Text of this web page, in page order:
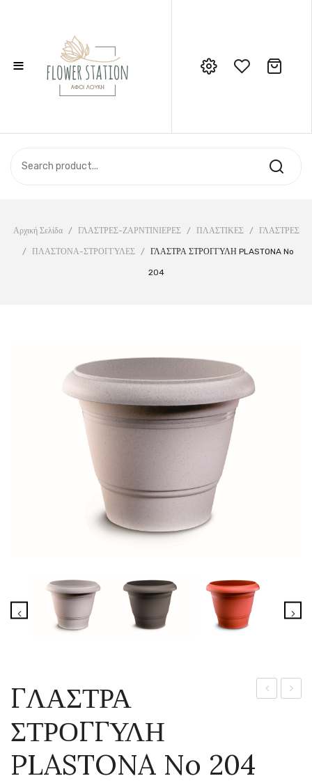
≡
ΕΠΙΚΟΙΝΩΝΊΑ
Αρχική Σελίδα / ΓΛΑΣΤΡΕΣ-ΖΑΡΝΤΙΝΙΕΡΕΣ / ΠΛΑΣΤΙΚΕΣ / ΓΛΑΣΤΡΕΣ
/ ΠΛΑΣΤΟΝΑ-ΣΤΡΟΓΓΥΛΕΣ / ΓΛΑΣΤΡΑ ΣΤΡΟΓΓΥΛΗ PLASTONA No
204
ΓΛΑΣΤΡΑ
ΣΤΡΟΓΓΥΛΗ
PLASTONA No 204